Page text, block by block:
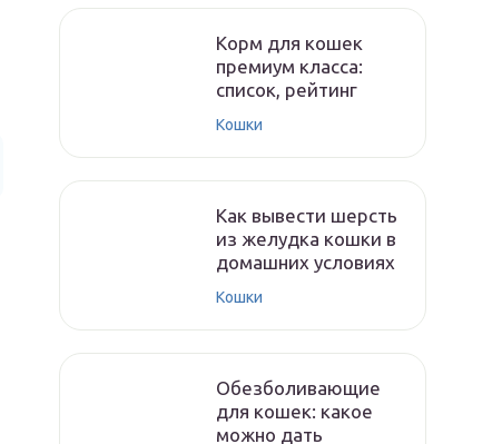
Корм для кошек
премиум класса:
список, рейтинг
Кошки
Как вывести шерсть
из желудка кошки в
домашних условиях
Кошки
Обезболивающие
для кошек: какое
можно дать